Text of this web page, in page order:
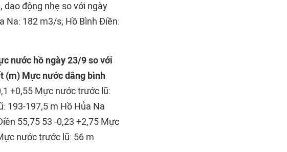
dao động nhẹ so với ngày
Na: 182 m3/s; Hồ Bình Điền:
nước hồ ngày 23/9 so với
(m) Mực nước dâng bình
+0,55 Mực nước trước lũ:
193-197,5 m Hồ Hủa Na
55,75 53 -0,23 +2,75 Mực
nước trước lũ: 56 m